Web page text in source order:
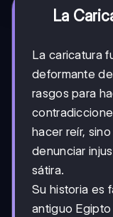
La
La caricatura
deformante
rasgos para
hacer reír,
denunciar
sátira.
Su historia es
antiguo